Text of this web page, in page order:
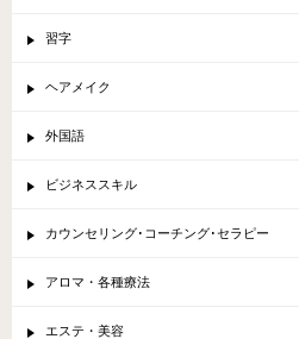
習字
ヘアメイク
外国語
ビジネススキル
カウンセリング･コーチング･セラピー
アロマ・各種療法
エステ・美容